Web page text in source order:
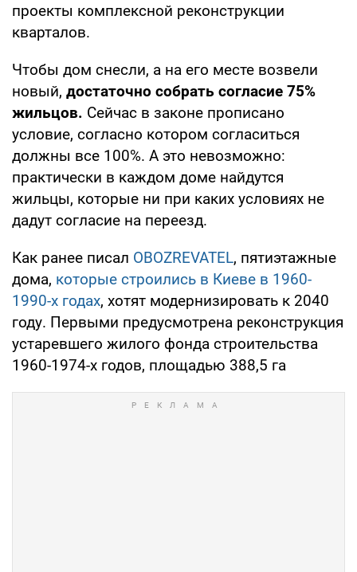
проекты комплексной реконструкции
кварталов.
Чтобы дом снесли, а на его месте возвели
новый, достаточно собрать согласие 75%
жильцов. Сейчас в законе прописано
условие, согласно котором согласиться
должны все 100%. А это невозможно:
практически в каждом доме найдутся
жильцы, которые ни при каких условиях не
дадут согласие на переезд.
Как ранее писал OBOZREVATEL, пятиэтажные
дома, которые строились в Киеве в 1960-
1990-х годах, хотят модернизировать к 2040
году. Первыми предусмотрена реконструкция
устаревшего жилого фонда строительства
1960-1974-х годов, площадью 388,5 га